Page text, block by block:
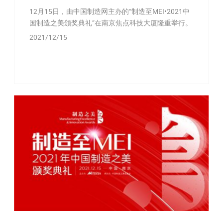
12月15日，由中国制造网主办的“制造至MEI•2021中
国制造之美颁奖典礼”在南京焦点科技大厦隆重举行。
2021/12/15